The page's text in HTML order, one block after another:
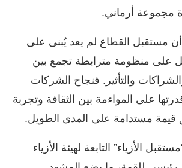
مجموعة أرماني.
مستقبل القطاع لم يعد يُبنى على
على منظومة مترابطة تجمع بين
والتأثير. فنجاح الشركات
على المواءمة بين الثقافة وتجربة
قيمة مستدامة على المدى الطويل.
الأزياء” التابعة لهيئة الأزياء